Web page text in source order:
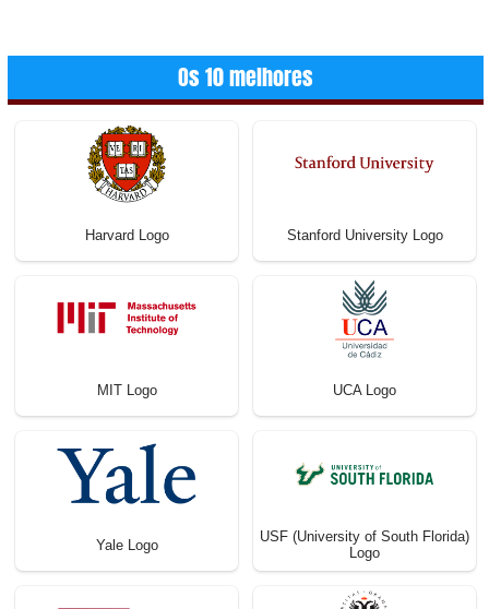
Os 10 melhores
Harvard Logo Stanford University Logo
MIT Logo UCA Logo
Yale Logo
USF (University of South Florida)
Logo